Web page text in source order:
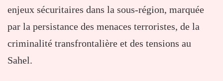
enjeux sécuritaires dans la sous-région, marquée
par la persistance des menaces terroristes, de la
criminalité transfrontalière et des tensions au
Sahel.